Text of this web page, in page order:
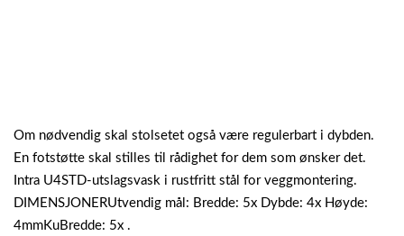
Om nødvendig skal stolsetet også være regulerbart i dybden.
En fotstøtte skal stilles til rådighet for dem som ønsker det.
Intra U4STD-utslagsvask i rustfritt stål for veggmontering.
DIMENSJONERUtvendig mål: Bredde: 5x Dybde: 4x Høyde:
4mmKuBredde: 5x .